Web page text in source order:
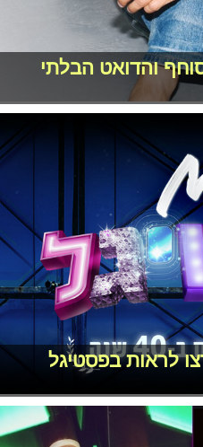
סוחף והדואט הבלתי
לראות בפסטיגל